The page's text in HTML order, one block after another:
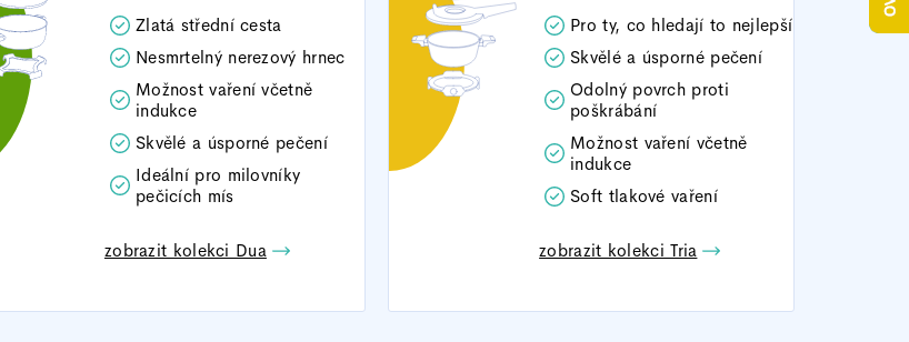
Zlatá střední cesta
Nesmrtelný nerezový hrnec
Možnost vaření včetně
indukce
Skvělé a úsporné pečení
Ideální pro milovníky
pečicích mís
zobrazit kolekci Dua
Pro ty, co hledají to nejlepší
Skvělé a úsporné pečení
Odolný povrch proti
poškrábání
Možnost vaření včetně
indukce
Soft tlakové vaření
zobrazit kolekci Tria